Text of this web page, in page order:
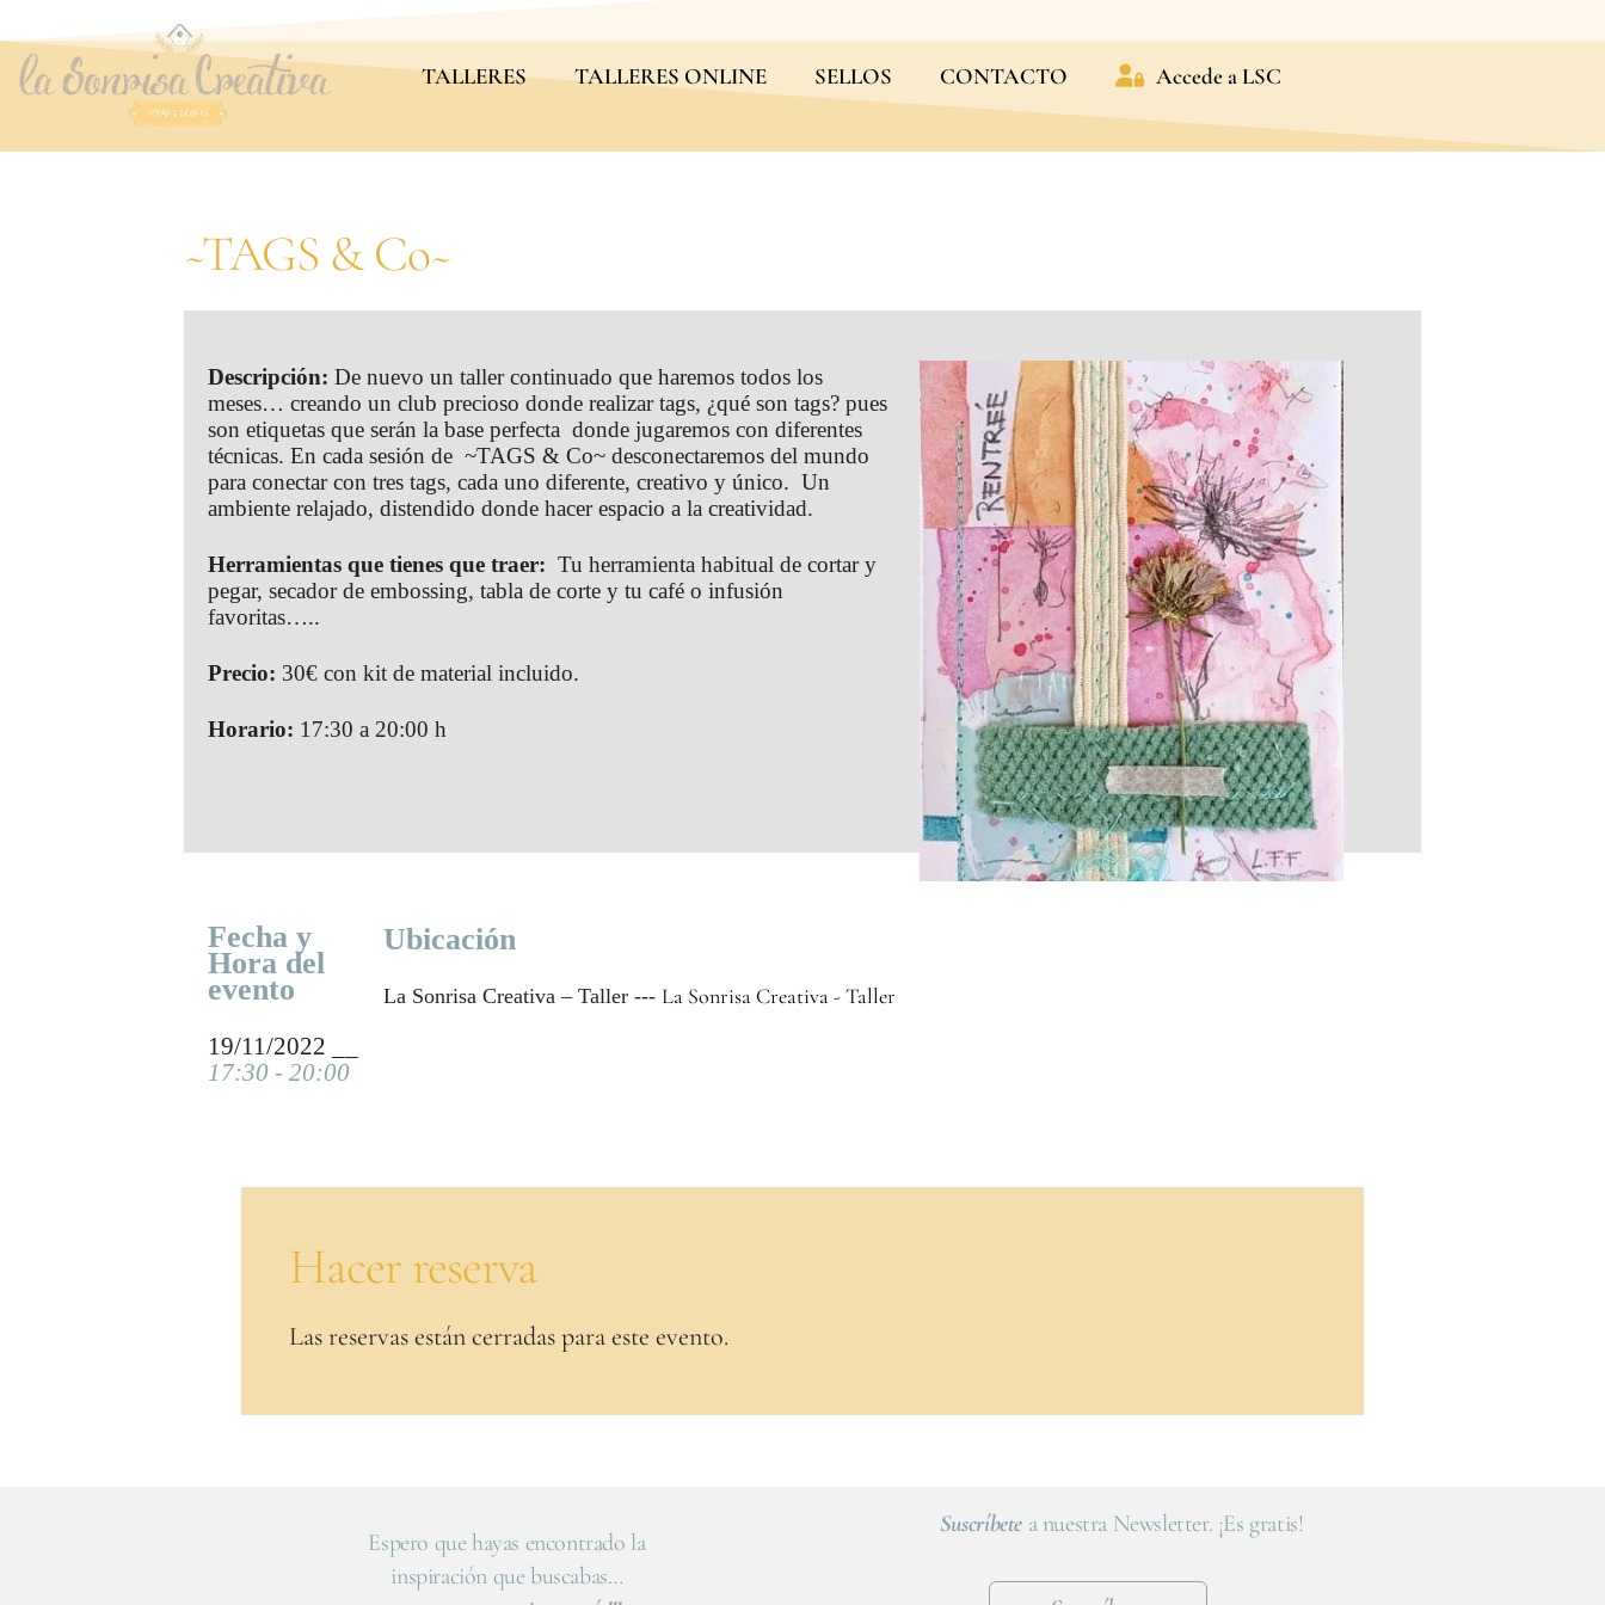
TALLERES TALLERES ONLINE SELLOS CONTACTO Accede a LSC
~TAGS & Co~
Descripción:De nuevo un taller continuado que haremos todos los
meses… creando un club precioso donde realizar tags, ¿qué son tags? pues
son etiquetas que serán la base perfecta donde jugaremos con diferentes
técnicas. En cada sesión de ~TAGS & Co~ desconectaremos del mundo
para conectar con tres tags, cada uno diferente, creativo y único. Un
ambiente relajado, distendido donde hacer espacio a la creatividad.
Herramientas que tienes que traer: Tu herramienta habitual de cortar y
pegar, secador de embossing, tabla de corte y tu café o infusión
favoritas…..
Precio: 30€ con kit de material incluido.
Horario: 17:30 a 20:00 h
Ubicación
La Sonrisa Creativa – Taller --- La Sonrisa Creativa - Taller
Fecha y
Hora del
evento
19/11/2022 __
17:30 - 20:00
Hacer reserva
Las reservas están cerradas para este evento.
Espero que hayas encontrado la
inspiración que buscabas…
Suscríbete a nuestra Newsletter. ¡Es gratis!